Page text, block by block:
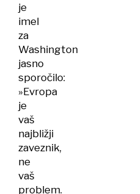
je
imel
za
Washington
jasno
sporočilo:
»Evropa
je
vaš
najbližji
zaveznik,
ne
vaš
problem.